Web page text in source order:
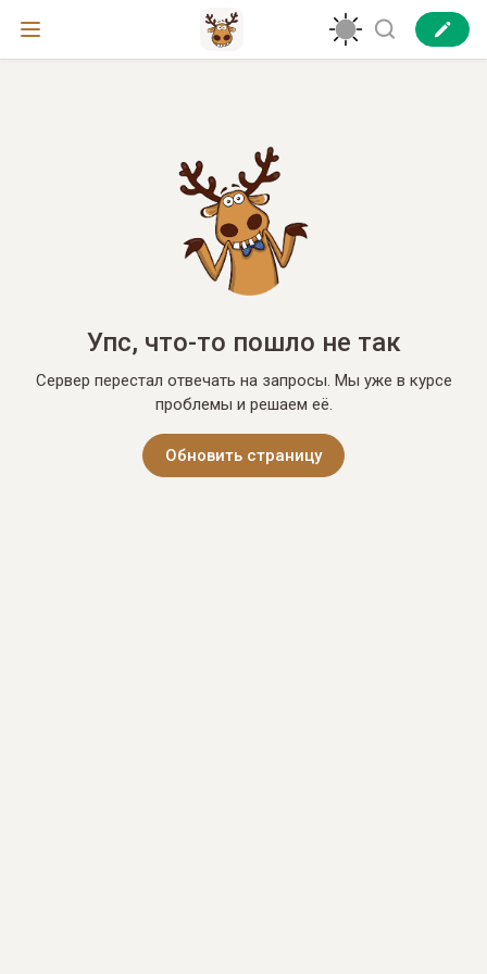
Упс, что-то пошло не так
Сервер перестал отвечать на запросы. Мы уже в курсе
проблемы и решаем её.
Обновить страницу